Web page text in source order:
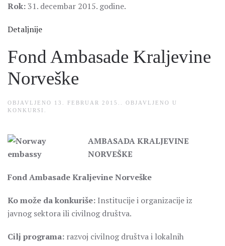
Rok: 31. decembar 2015. godine.
Detaljnije
Fond Ambasade Kraljevine
Norveške
OBJAVLJENO 13. FEBRUAR 2015.
. OBJAVLJENO U
KONKURSI
AMBASADA KRALJEVINE
NORVEŠKE
Fond Ambasade Kraljevine Norveške
Ko može da konkuriše: Institucije i organizacije iz
javnog sektora ili civilnog društva.
Cilj programa: razvoj civilnog društva i lokalnih